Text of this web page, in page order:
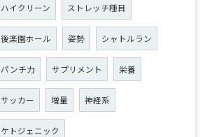
ハイクリーン ストレッチ種目
後楽園ホール 姿勢 シャトルラン
パンチ力 サプリメント 栄養
サッカー 増量 神経系
ケトジェニック